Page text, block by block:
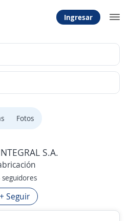
Ingresar
Fotos
S.A.
seguidores
+ Seguir